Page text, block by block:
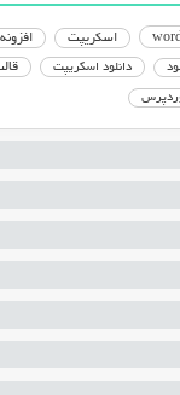
اسکریپت افزونه
دانلود اسکریپت